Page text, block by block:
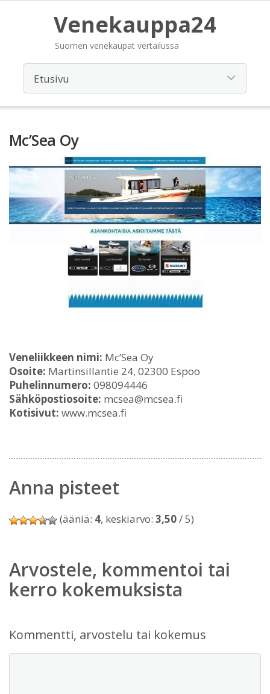
Venekauppa24
Suomen venekaupat vertailussa
Mc’Sea Oy
Veneliikkeen nimi: Mc’Sea Oy
Osoite: Martinsillantie 24, 02300 Espoo
Puhelinnumero: 098094446
Sähköpostiosoite: mcsea@mcsea.fi
Kotisivut: www.mcsea.fi
Anna pisteet
(ääniä: 4, keskiarvo: 3,50/ 5)
Arvostele, kommentoi tai
kerro kokemuksista
Kommentti, arvostelu tai kokemus